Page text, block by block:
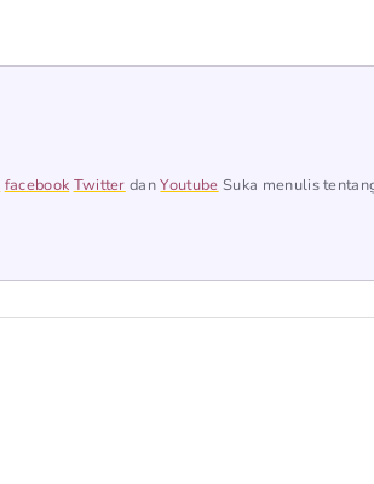
facebook Twitter danYoutube Suka menulis